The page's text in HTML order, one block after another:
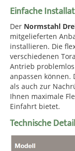
Einfache
Der Normstahl
mitgelieferten
installieren. Die
verschiedenen
Antrieb
anpassen können.
als auch zur
Ihnen maximale
Einfahrt bietet.
Technische